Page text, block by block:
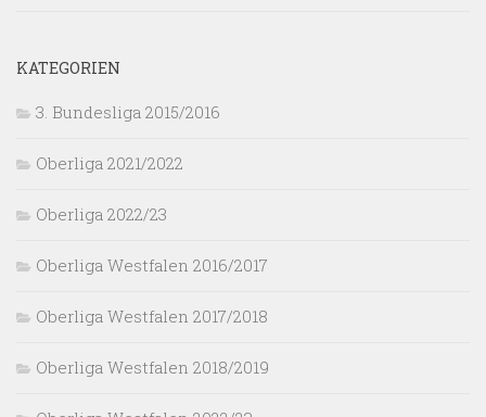
KATEGORIEN
3. Bundesliga 2015/2016
Oberliga 2021/2022
Oberliga 2022/23
Oberliga Westfalen 2016/2017
Oberliga Westfalen 2017/2018
Oberliga Westfalen 2018/2019